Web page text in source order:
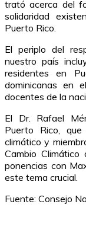
trató acerca del
solidaridad
Puerto Rico.
El periplo del
nuestro país
residentes en
dominicanas en
docentes de la
El Dr. Rafael
Puerto Rico,
climático y
Cambio
ponencias con
este tema crucial.
Fuente: Consejo